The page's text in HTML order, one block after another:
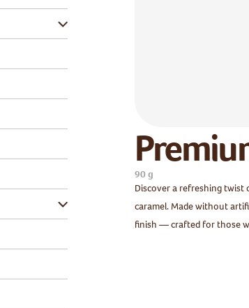
90 g
Discover a refreshing twist
caramel. Made without
finish — crafted for those